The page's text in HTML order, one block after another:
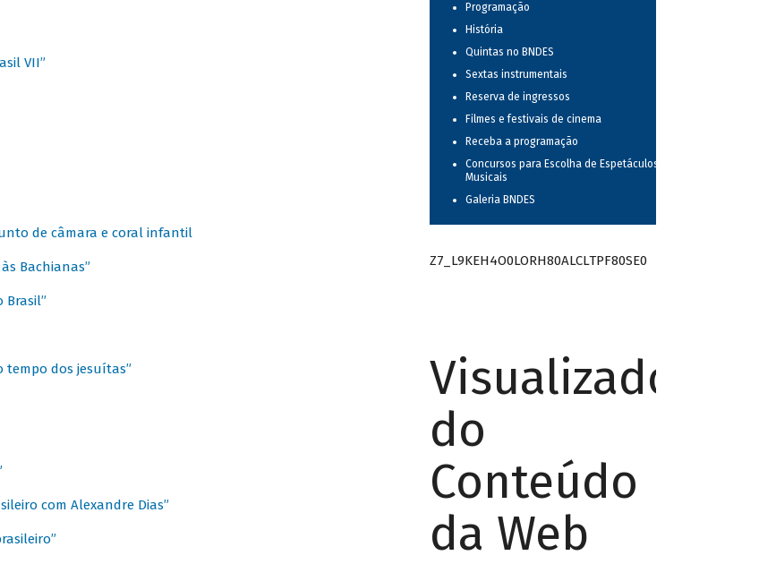
VII”
de câmara e coral infantil
Bachianas”
Brasil”
tempo dos jesuítas”
com Alexandre Dias”
Programação
História
Quintas no BNDES
Sextas instrumentais
Reserva de ingressos
Filmes e festivais de cinema
Receba a programação
Concursos para Escolha de Espetáculos
Musicais
Galeria BNDES
Z7_L9KEH4O0LORH80ALCLTPF80SE0
Visualizador
do
Conteúdo
da Web